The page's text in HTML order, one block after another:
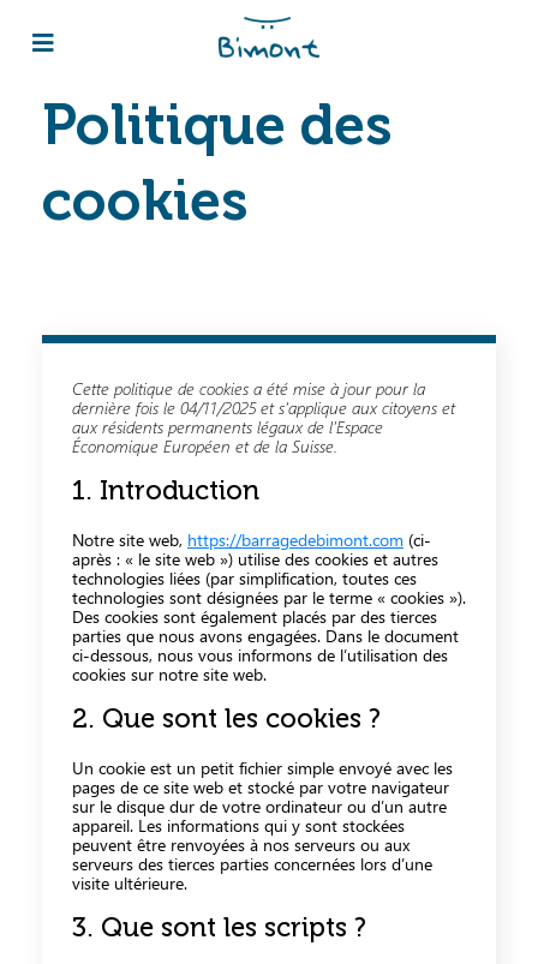
Politique des
cookies
Cette politique de cookies a été mise à jour pour la
dernière fois le 04/11/2025 et s’applique aux citoyens et
aux résidents permanents légaux de l’Espace
Économique Européen et de la Suisse.
1. Introduction
Notre site web, https://barragedebimont.com (ci-
après : « le site web ») utilise des cookies et autres
technologies liées (par simplification, toutes ces
technologies sont désignées par le terme « cookies »).
Des cookies sont également placés par des tierces
parties que nous avons engagées. Dans le document
ci-dessous, nous vous informons de l’utilisation des
cookies sur notre site web.
2. Que sont les cookies ?
Un cookie est un petit fichier simple envoyé avec les
pages de ce site web et stocké par votre navigateur
sur le disque dur de votre ordinateur ou d’un autre
appareil. Les informations qui y sont stockées
peuvent être renvoyées à nos serveurs ou aux
serveurs des tierces parties concernées lors d’une
visite ultérieure.
3. Que sont les scripts ?